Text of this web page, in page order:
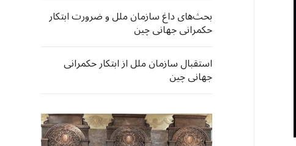
بحث‌های داغ سازمان ملل و ضرورت ابتکار
حکمرانی جهانی چین
استقبال سازمان ملل از ابتکار حکمرانی
جهانی چین